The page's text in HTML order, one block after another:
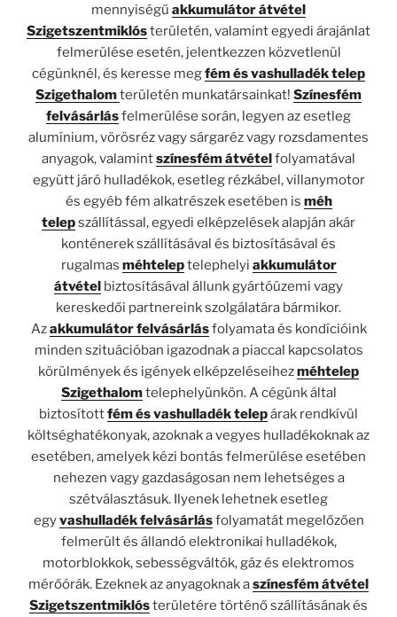
mennyiségű akkumulátor átvétel
Szigetszentmiklósterületén, valamint egyedi árajánlat
felmerülése esetén, jelentkezzen közvetlenül
cégünknél, és keresse megfém és vashulladék telep
Szigethalomterületén munkatársainkat! Színesfém
felvásárlásfelmerülése során, legyen az esetleg
alumínium, vörösréz vagy sárgaréz vagy rozsdamentes
anyagok, valamintszínesfém átvételfolyamatával
együtt járó hulladékok, esetleg rézkábel, villanymotor
és egyéb fém alkatrészek esetében is méh
telepszállítással, egyedi elképzelések alapján akár
konténerek szállításával és biztosításával és
rugalmas méhteleptelephelyi akkumulátor
átvétel biztosításával állunk gyártóüzemi vagy
kereskedői partnereink szolgálatára bármikor.
Azakkumulátor felvásárlásfolyamata és kondícióink
minden szituációban igazodnak a piaccal kapcsolatos
körülmények és igények elképzeléseihezméhtelep
Szigethalomtelephelyünkön. A cégünk által
biztosítottfém és vashulladéktelepárak rendkívül
költséghatékonyak, azoknak a vegyes hulladékoknak az
esetében, amelyek kézi bontás felmerülése esetében
nehezen vagy gazdaságosan nem lehetséges a
szétválasztásuk. Ilyenek lehetnek esetleg
egyvashulladék felvásárlásfolyamatát megelőzően
felmerült és állandó elektronikai hulladékok,
motorblokkok, sebességváltók, gáz és elektromos
mérőórák. Ezeknek az anyagoknak aszínesfém átvétel
Szigetszentmiklósterületére történő szállításának és